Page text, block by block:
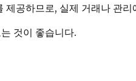
공하므로, 실제 거래나 관
것이 좋습니다.